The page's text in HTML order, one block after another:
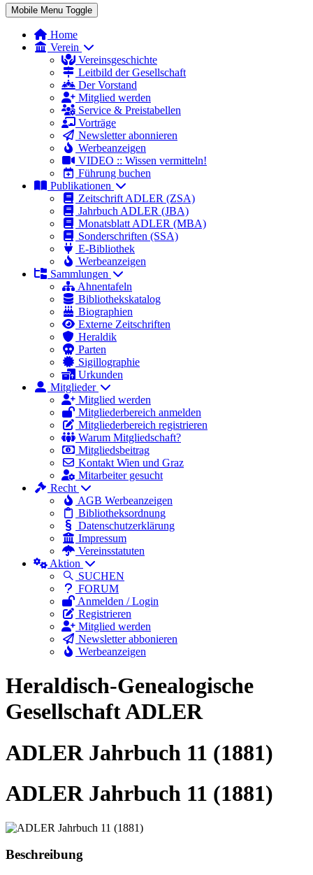
Mobile Menu Toggle
Home
Verein
Vereinsgeschichte
Leitbild der Gesellschaft
Der Vorstand
Mitglied werden
Service & Preistabellen
Vorträge
Newsletter abonnieren
Werbeanzeigen
VIDEO :: Wissen vermitteln!
Führung buchen
Publikationen
Zeitschrift ADLER (ZSA)
Jahrbuch ADLER (JBA)
Monatsblatt ADLER (MBA)
Sonderschriften (SSA)
E-Bibliothek
Werbeanzeigen
Sammlungen
Ahnentafeln
Bibliothekskatalog
Biographien
Externe Zeitschriften
Heraldik
Parten
Sigillographie
Urkunden
Mitglieder
Mitglied werden
Mitgliederbereich anmelden
Mitgliederbereich registrieren
Warum Mitgliedschaft?
Mitgliedsbeitrag
Kontakt Wien und Graz
Mitarbeiter gesucht
Recht
AGB Werbeanzeigen
Bibliotheksordnung
Datenschutzerklärung
Impressum
Vereinsstatuten
Aktion
SUCHEN
FORUM
Anmelden / Login
Registrieren
Mitglied werden
Newsletter abbonieren
Werbeanzeigen
Heraldisch-Genealogische
Gesellschaft ADLER
ADLER Jahrbuch 11 (1881)
ADLER Jahrbuch 11 (1881)
Beschreibung